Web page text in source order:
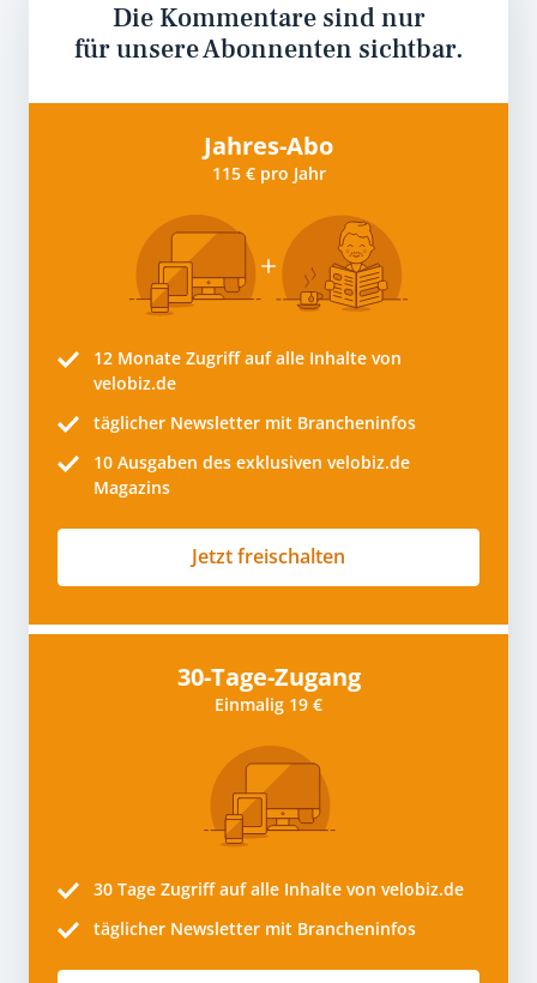
Die Kommentare sind nur
für unsere Abonnenten sichtbar.
Jahres-Abo
115 € pro Jahr
12 Monate Zugriff auf alle Inhalte von
velobiz.de
täglicher Newsletter mit Brancheninfos
10 Ausgaben des exklusiven velobiz.de
Magazins
Jetzt freischalten
30-Tage-Zugang
Einmalig 19 €
30 Tage Zugriff auf alle Inhalte von velobiz.de
täglicher Newsletter mit Brancheninfos